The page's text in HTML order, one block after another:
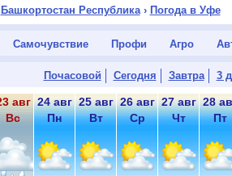
Башкортостан Республика› Погода в Уфе
Самочувствие Профи Агро
Почасовой Сегодня Завтра 3
авг
Вс
24 авг
Пн
25 авг
Вт
26 авг
Ср
27 авг
Чт
28
Пт